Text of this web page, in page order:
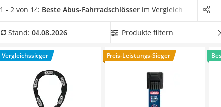
Faltschloss
Vibrationsplatte
Sicherheitsweste Reiten
Service
Herstellers Abus genießen laut zahlreicher Tests im Internet
die richtige Lösung
. Wählen Sie jetzt ein Abus-
passenden Schutz für Ihr Diebstahlrisiko bietet. Überzeugt
hat uns hier im August 2026 besonders das Modell
Granit CityChain XPlus 1060
mit seinen Eigenschaften.
1 - 2 von 14: Beste Abus-Fahrradschlösser im Vergleich
Stand: 04.08.2026 Produkte filtern
Vergleichssieger Preis-Leistungs-Sieger